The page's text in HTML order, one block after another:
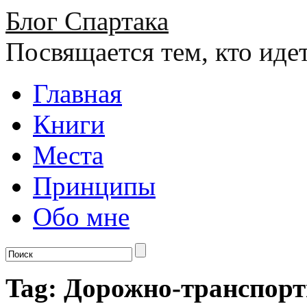
Блог Спартака
Посвящается тем, кто
Главная
Книги
Места
Принципы
Обо мне
Tag: Дорожно-